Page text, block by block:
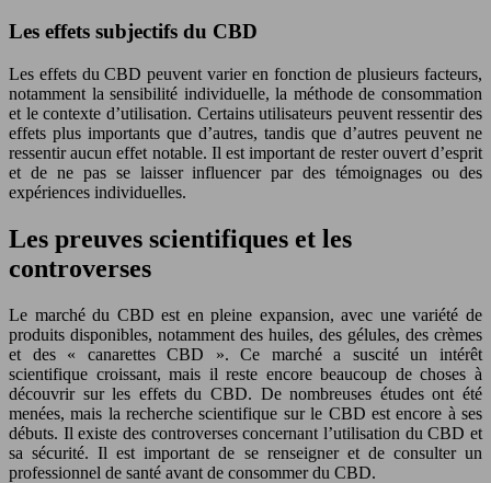
Les effets subjectifs du CBD
Les effets du CBD peuvent varier en fonction de plusieurs facteurs,
notamment la sensibilité individuelle, la méthode de consommation
et le contexte d’utilisation. Certains utilisateurs peuvent ressentir des
effets plus importants que d’autres, tandis que d’autres peuvent ne
ressentir aucun effet notable. Il est important de rester ouvert d’esprit
et de ne pas se laisser influencer par des témoignages ou des
expériences individuelles.
Les preuves scientifiques et les
controverses
Le marché du CBD est en pleine expansion, avec une variété de
produits disponibles, notamment des huiles, des gélules, des crèmes
et des « canarettes CBD ». Ce marché a suscité un intérêt
scientifique croissant, mais il reste encore beaucoup de choses à
découvrir sur les effets du CBD. De nombreuses études ont été
menées, mais la recherche scientifique sur le CBD est encore à ses
débuts. Il existe des controverses concernant l’utilisation du CBD et
sa sécurité. Il est important de se renseigner et de consulter un
professionnel de santé avant de consommer du CBD.